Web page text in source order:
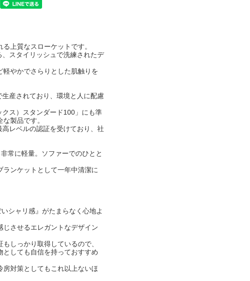
上質なスローケットです。
スタイリッシュで洗練されたデ
やかでさらりとした肌触りを
産されており、環境と人に配慮
ス）スタンダード100」にも準
製品です。
レベルの認証を受けており、社
常に軽量。ソファーでのひとと
ンケットとして一年中清潔に
シャリ感』がたまらなく心地よ
じさせるエレガントなデザイン
しっかり取得しているので、
しても自信を持っておすすめ
対策としてもこれ以上ないほ